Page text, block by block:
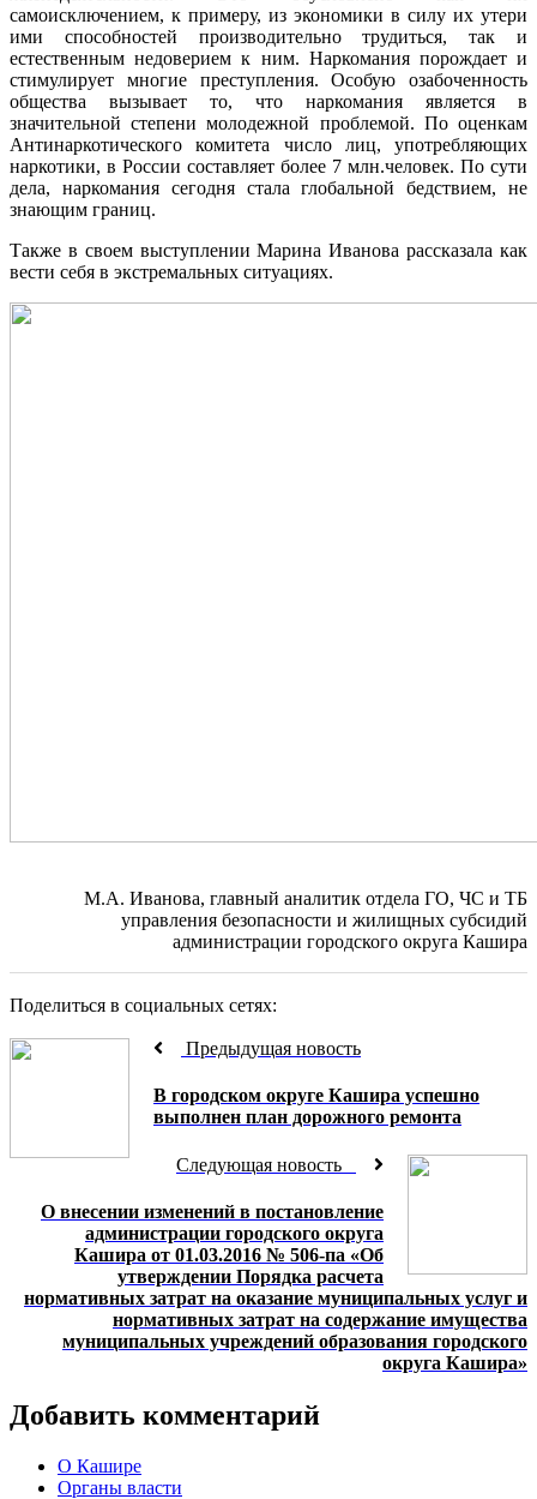
самоисключением, к примеру, из экономики в силу их утери
ими способностей производительно трудиться, так и
естественным недоверием к ним. Наркомания порождает и
стимулирует многие преступления. Особую озабоченность
общества вызывает то, что наркомания является в
значительной степени молодежной проблемой. По оценкам
Антинаркотического комитета число лиц, употребляющих
наркотики, в России составляет более 7 млн.человек. По сути
дела, наркомания сегодня стала глобальной бедствием, не
знающим границ.
Также в своем выступлении Марина Иванова рассказала как
вести себя в экстремальных ситуациях.
М.А. Иванова, главный аналитик отдела ГО, ЧС и ТБ
управления безопасности и жилищных субсидий
администрации городского округа Кашира
Поделиться в социальных сетях:
Предыдущая новость
В городском округе Кашира успешно
выполнен план дорожного ремонта
Следующая новость
О внесении изменений в постановление
администрации городского округа
Кашира от 01.03.2016 № 506-па «Об
утверждении Порядка расчета
нормативных затрат на оказание муниципальных услуг и
нормативных затрат на содержание имущества
муниципальных учреждений образования городского
округа Кашира»
Добавить комментарий
О Кашире
Органы власти